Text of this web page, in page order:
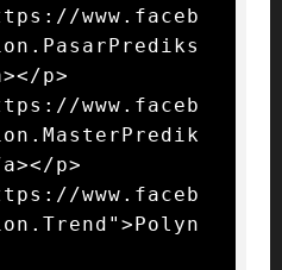
www.faceb
p>
www.faceb
p>
www.faceb